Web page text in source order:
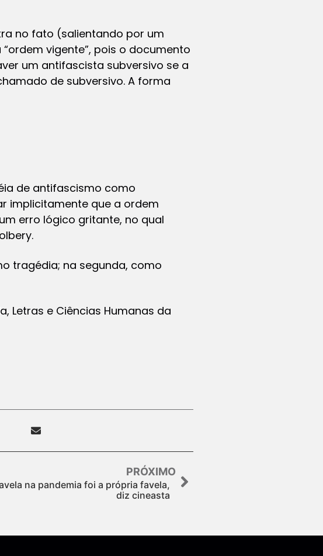
no fato (salientando por um
vigente”, pois o documento
um antifascista subversivo se a
de subversivo. A forma
de antifascismo como
implicitamente que a ordem
erro lógico gritante, no qual
tragédia; na segunda, como
Letras e Ciências Humanas da
PRÓXIMO
na pandemia foi a própria favela,
diz cineasta